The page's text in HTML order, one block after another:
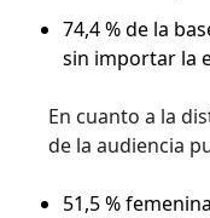
74,4 % de la
sin importar la
En cuanto a la
de la audiencia
51,5 % femenina